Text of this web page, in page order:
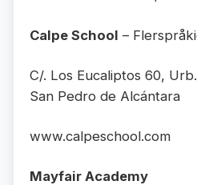
Calpe School –
C/. Los Eucaliptos 60,
San Pedro de Alcántara
www.calpeschool.com
Mayfair Academy